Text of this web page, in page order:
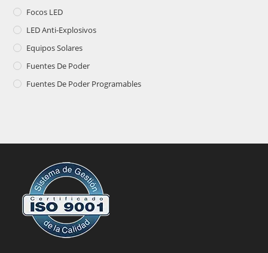
Focos LED
LED Anti-Explosivos
Equipos Solares
Fuentes De Poder
Fuentes De Poder Programables